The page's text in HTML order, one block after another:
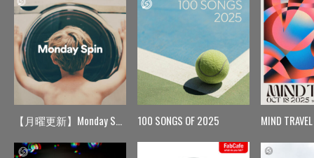
【月曜更新】Monday Spin 100 SONGS OF 2025 MIND TRAVEL